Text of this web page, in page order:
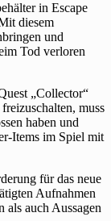
in Escape
diesem
und
Tod verloren
„Collector“
muss
haben und
Items im Spiel mit
für das neue
Aufnahmen
als auch Aussagen